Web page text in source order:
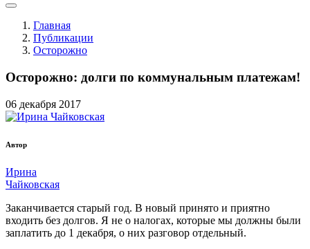
Главная
Публикации
Осторожно
Осторожно: долги по коммунальным платежам!
06 декабря 2017
Автор
Ирина
Чайковская
Заканчивается старый год. В новый принято и приятно
входить без долгов. Я не о налогах, которые мы должны были
заплатить до 1 декабря, о них разговор отдельный.